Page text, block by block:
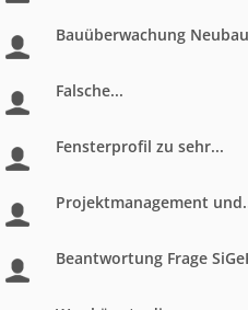
Bauüberwachung
Falsche...
Fensterprofil zu sehr...
Projektmanagement
Beantwortung Frage